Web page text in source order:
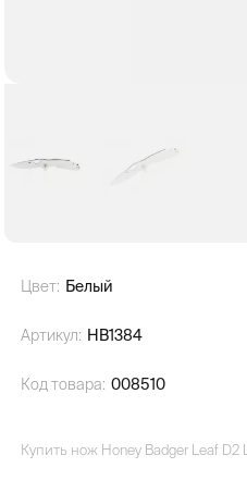
Цвет: Белый
Артикул: HB1384
Код товара: 008510
Купить нож Honey Badger Leaf